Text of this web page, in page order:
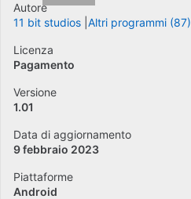
Autore
11 bit studios Altri programmi (87)
Licenza
Pagamento
Versione
1.01
Data di aggiornamento
9 febbraio 2023
Piattaforme
Android